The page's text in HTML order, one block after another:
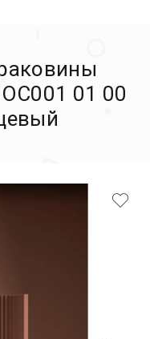
01 00